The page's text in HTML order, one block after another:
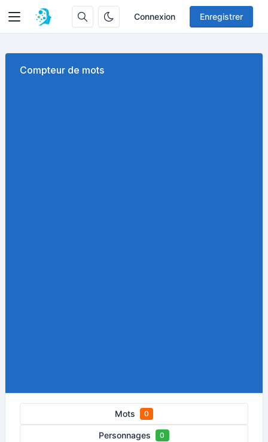
Connexion Enregistrer
Compteur de mots
Mots 0
Personnages 0